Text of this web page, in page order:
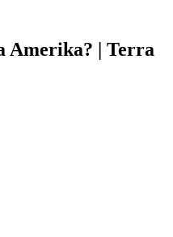
Amerika? | Terra